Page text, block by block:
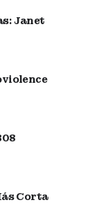
Janet
Corta